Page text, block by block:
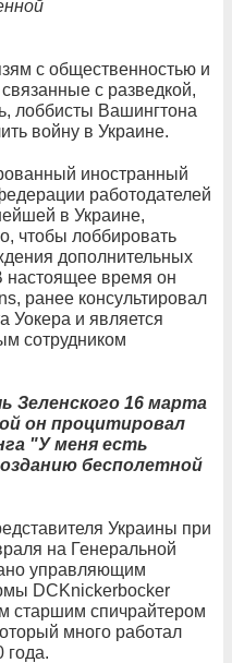
с общественностью и
с разведкой,
лоббисты Вашингтона
войну в Украине.
иностранный
работодателей
в Украине,
чтобы лоббировать
дополнительных
настоящее время он
ранее консультировал
Уокера и является
сотрудником
Зеленского 16 марта
он процитировал
"У меня есть
бесполетной
Украины при
на Генеральной
управляющим
DCKnickerbocker
спичрайтером
много работал
года.